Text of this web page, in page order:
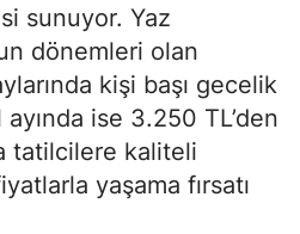
sunuyor. Yaz
dönemleri olan
kişi başı gecelik
ise 3.250 TL’den
tatilcilere kaliteli
yaşama fırsatı